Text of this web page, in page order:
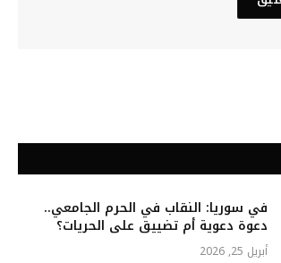
في سوريا: النقاب في الحرم الجامعي..
دعوة دعوية أم تضييق على الحريات؟
أبريل 25, 2026